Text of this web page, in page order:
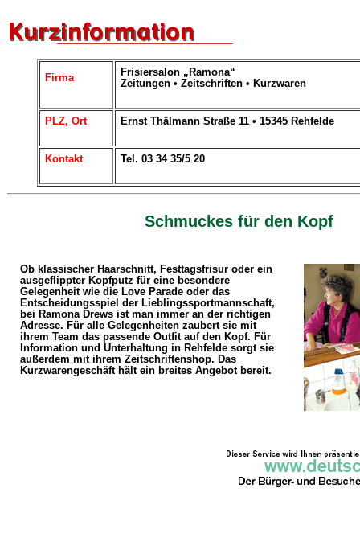
Firma
Frisiersalon „Ramona“
Zeitungen • Zeitschriften • Kurzwaren
PLZ, Ort Ernst Thälmann Straße 11 • 15345 Rehfelde
Kontakt Tel. 03 34 35/5 20
Schmuckes für den Kopf
Ob klassischer Haarschnitt, Festtagsfrisur oder ein
ausgeflippter Kopfputz für eine besondere
Gelegenheit wie die Love Parade oder das
Entscheidungsspiel der Lieblingssportmannschaft,
bei Ramona Drews ist man immer an der richtigen
Adresse. Für alle Gelegenheiten zaubert sie mit
ihrem Team das passende Outfit auf den Kopf. Für
Information und Unterhaltung in Rehfelde sorgt sie
außerdem mit ihrem Zeitschriftenshop. Das
Kurzwarengeschäft hält ein breites Angebot bereit.